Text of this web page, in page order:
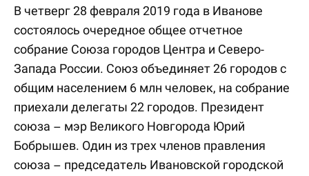
В четверг 28 февраля 2019 года в Иванове
состоялось очередное общее отчетное
собрание Союза городов Центра и Северо-
Запада России. Союз объединяет 26 городов с
общим населением 6 млн человек, на собрание
приехали делегаты 22 городов. Президент
союза – мэр Великого Новгорода Юрий
Бобрышев. Один из трех членов правления
союза – председатель Ивановской городской